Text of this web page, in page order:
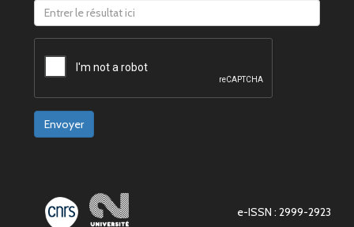
Envoyer
e-ISSN : 2999-2923